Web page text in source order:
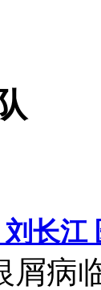
刘长江
屑病